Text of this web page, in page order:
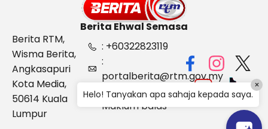
Berita Ehwal Semasa
Berita RTM,
Wisma Berita,
Angkasapuri
Kota Media,
50614 Kuala
Lumpur
: +60322823119
:
portalberita@rtm.gov.my
: Aduan &
Maklum balas
Helo! Tanyakan apa sahaja kepada saya.
×